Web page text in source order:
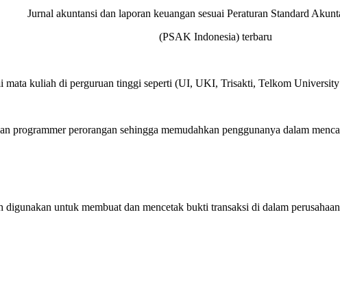
Jurnal akuntansi dan laporan keuangan sesuai Peraturan Standard
(PSAK Indonesia) terbaru
mata kuliah di perguruan tinggi seperti (UI, UKI, Trisakti, Telkom
programmer perorangan sehingga memudahkan penggunanya dalam
untuk membuat dan mencetak bukti transaksi di dalam